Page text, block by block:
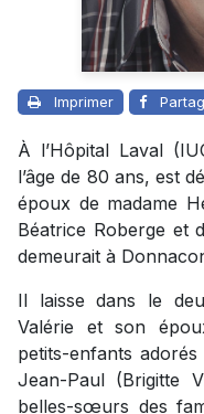
Imprimer
À l’Hôpital Laval
l’âge de 80 ans, est
époux de madame
Béatrice Roberge et
demeurait à
Il laisse dans le
Valérie et son
petits-enfants
Jean-Paul (Brigitte
belles-sœurs des